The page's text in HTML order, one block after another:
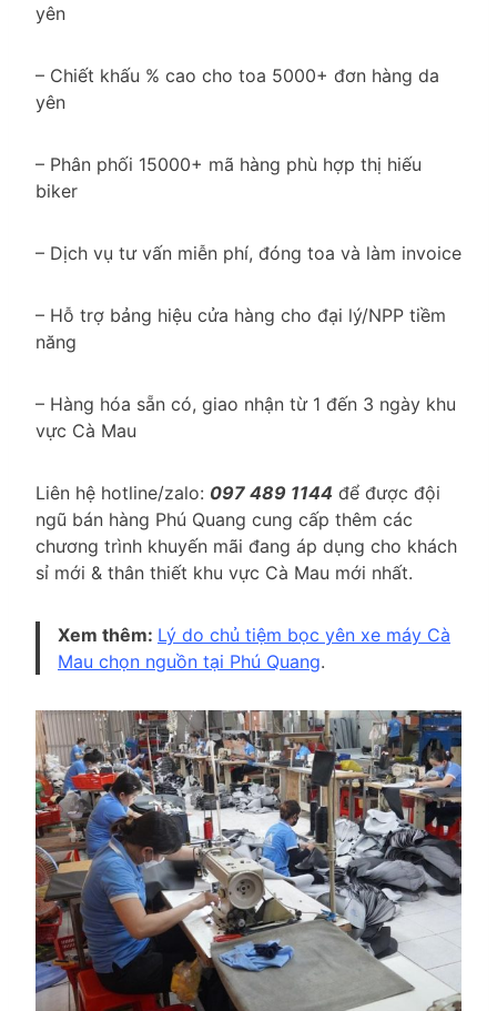
yên
– Chiết khấu % cao cho toa 5000+ đơn hàng da
yên
– Phân phối 15000+ mã hàng phù hợp thị hiếu
biker
– Dịch vụ tư vấn miễn phí, đóng toa và làm invoice
– Hỗ trợ bảng hiệu cửa hàng cho đại lý/NPP tiềm
năng
– Hàng hóa sẵn có, giao nhận từ 1 đến 3 ngày khu
vực Cà Mau
Liên hệ hotline/zalo: 097 489 1144 để được đội
ngũ bán hàng Phú Quang cung cấp thêm các
chương trình khuyến mãi đang áp dụng cho khách
sỉ mới & thân thiết khu vực Cà Mau mới nhất.
Xem thêm: Lý do chủ tiệm bọc yên xe máy Cà
Mau chọn nguồn tại Phú Quang.